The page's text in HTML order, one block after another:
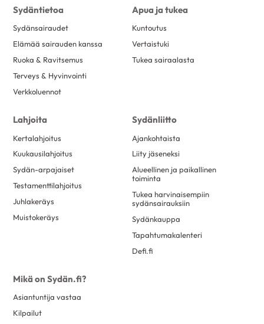
Sydäntietoa
Sydänsairaudet
Elämää sairauden kanssa
Ruoka & Ravitsemus
Terveys & Hyvinvointi
Verkkoluennot
Apua ja tukea
Kuntoutus
Vertaistuki
Tukea sairaalasta
Lahjoita
Kertalahjoitus
Kuukausilahjoitus
Sydän-arpajaiset
Testamenttilahjoitus
Juhlakeräys
Muistokeräys
Sydänliitto
Ajankohtaista
Liity jäseneksi
Alueellinen ja paikallinen
toiminta
Tukea harvinaisempiin
sydänsairauksiin
Sydänkauppa
Tapahtumakalenteri
Defi.fi
Mikä on Sydän.fi?
Asiantuntija vastaa
Kilpailut